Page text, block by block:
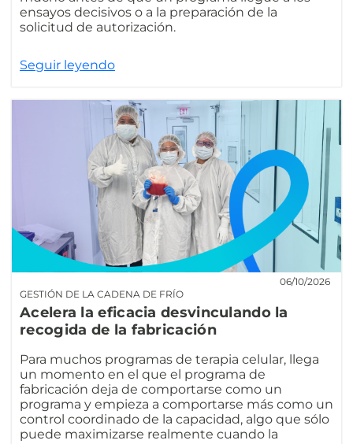
ensayos decisivos o a la preparación de la
solicitud de autorización.
Seguir leyendo
GESTIÓN DE LA CADENA DE FRÍO
06/10/2026
Acelera la eficacia desvinculando la
recogida de la fabricación
Para muchos programas de terapia celular, llega
un momento en el que el programa de
fabricación deja de comportarse como un
programa y empieza a comportarse más como un
control coordinado de la capacidad, algo que sólo
puede maximizarse realmente cuando la